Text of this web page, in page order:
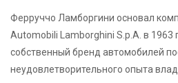
Ферруччо Ламборгини основал
Automobili Lamborghini S.p.A. в 1963
собственный бренд автомобилей
неудовлетворительного опыта